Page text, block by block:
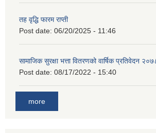
तह वृद्धि फारम राप्ती
Post date: 06/20/2025 - 11:46
सामाजिक सुरक्षा भत्ता वितरणको वार्षिक प्रतिवेदन
Post date: 08/17/2022 - 15:40
more